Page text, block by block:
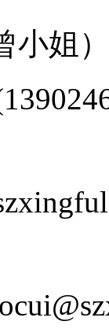
小姐）